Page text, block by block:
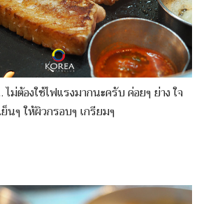
ม่ต้องใช้ไฟแรงมากนะครับ ค่อยๆ ย่าง ใจ
ย็นๆ ให้ผิวกรอบๆ เกรียมๆ